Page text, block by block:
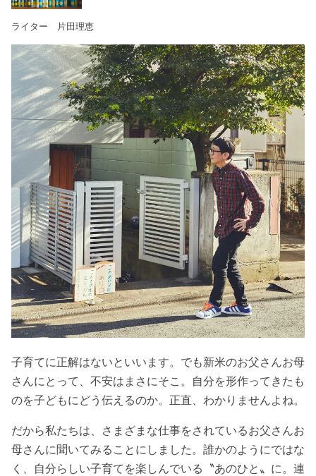
ライター 片田理恵
子育てに正解はないといいます。でも新米のお父さんお母
さんにとって、不安はまさにそこ。自分を形作ってきたも
のを子どもにどう伝えるのか。正直、わかりませんよね。
だから私たちは、さまざまな仕事をされているお父さんお
母さんに聞いてみることにしました。誰かのようにではな
く、自分らしい子育てを楽しんでいる〝あのひと〟に。連